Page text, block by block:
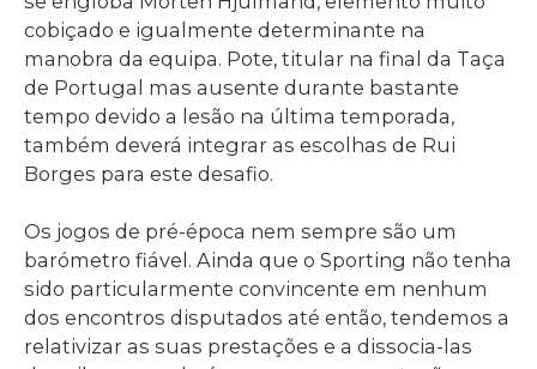
cobiçado e igualmente determinante na
manobra da equipa. Pote, titular na final da Taça
de Portugal mas ausente durante bastante
tempo devido a lesão na última temporada,
também deverá integrar as escolhas de Rui
Borges para este desafio.
Os jogos de pré-época nem sempre são um
barómetro fiável. Ainda que o Sporting não tenha
sido particularmente convincente em nenhum
dos encontros disputados até então, tendemos a
relativizar as suas prestações e a dissocia-las